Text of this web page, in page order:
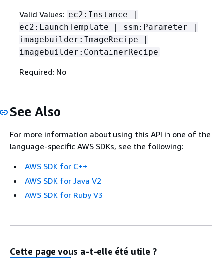
Valid Values: ec2:Instance |
ec2:LaunchTemplate | ssm:Parameter |
imagebuilder:ImageRecipe |
imagebuilder:ContainerRecipe
Required: No
See Also
For more information about using this API in one of the
language-specific AWS SDKs, see the following:
AWS SDK for C++
AWS SDK for Java V2
AWS SDK for Ruby V3
Cette page vous a-t-elle été utile ?